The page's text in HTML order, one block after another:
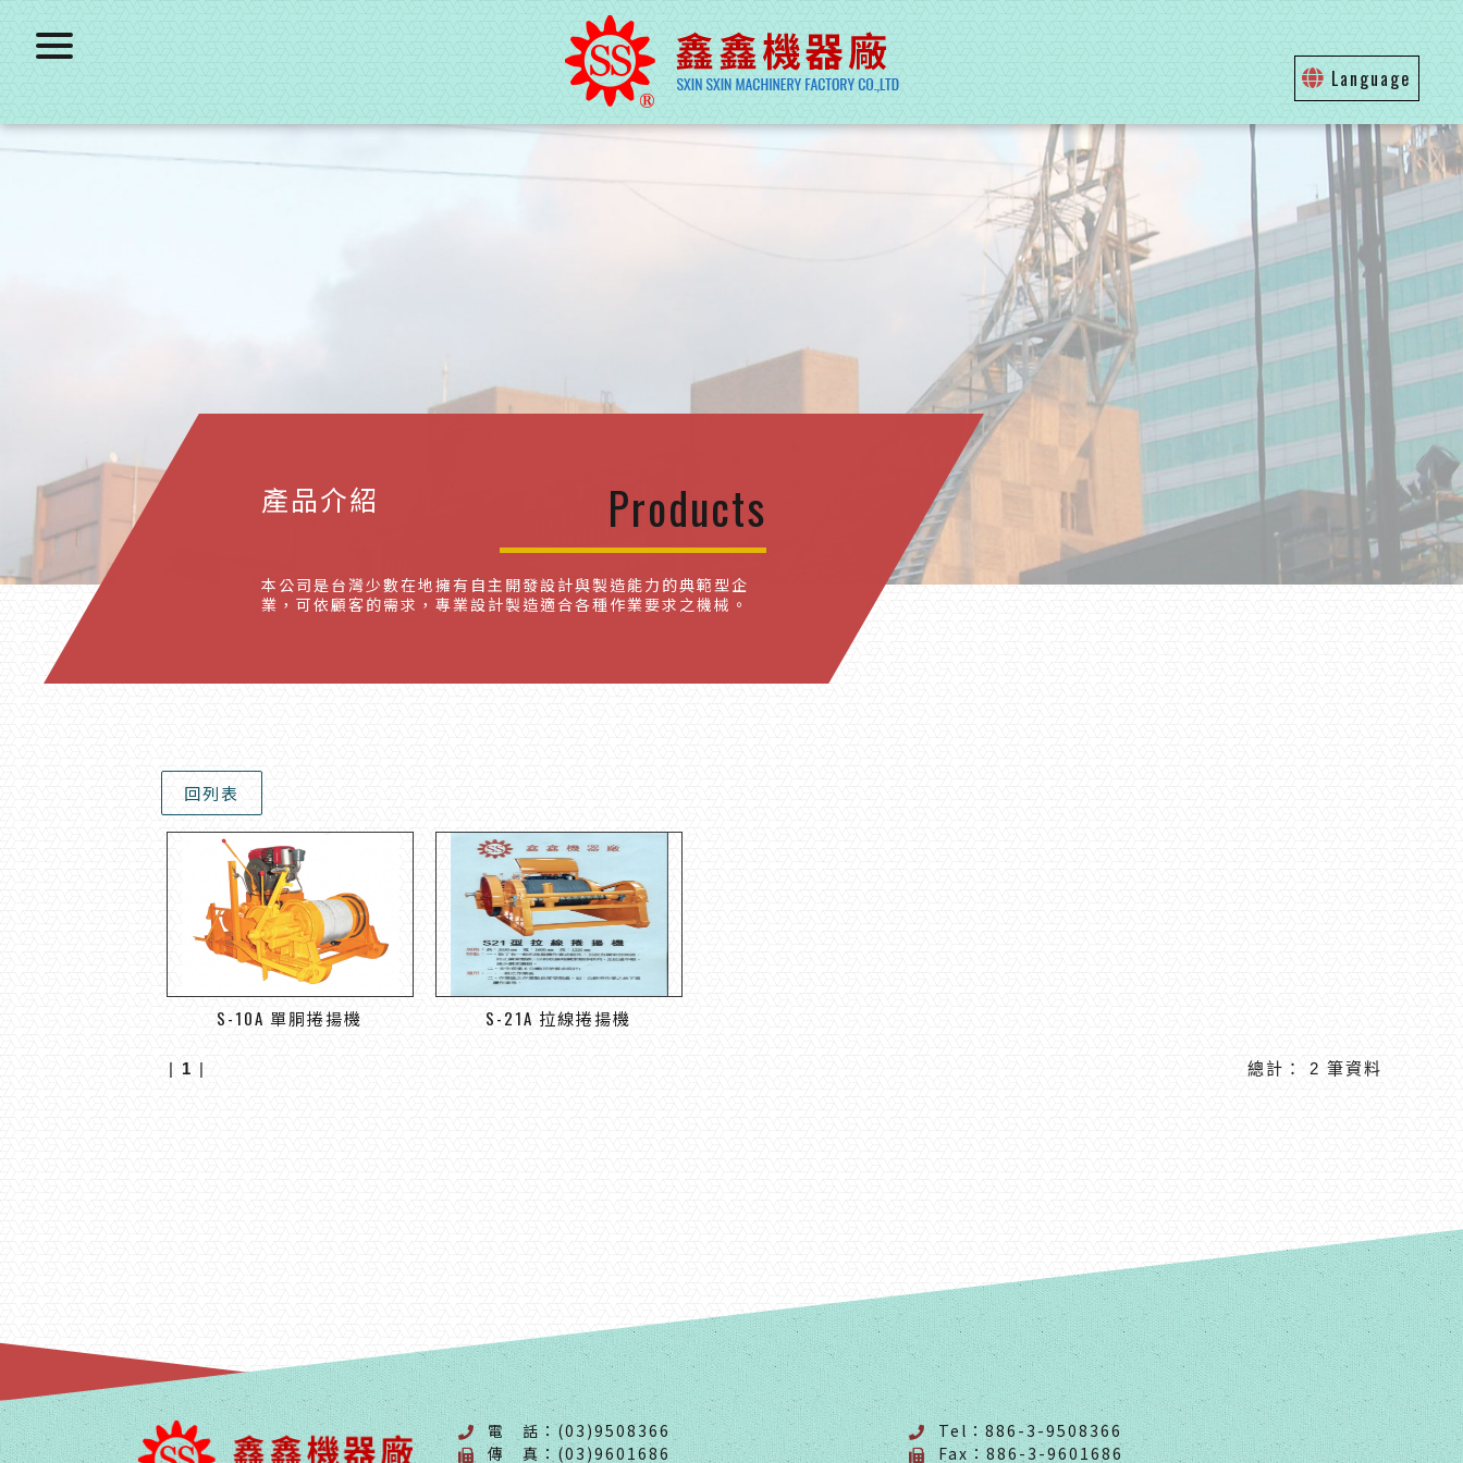
Language
產品介紹 Products
本公司是台灣少數在地擁有自主開發設計與製造能力的典範型企
業，可依顧客的需求，專業設計製造適合各種作業要求之機械。
S-10A 單胴捲揚機 S-21A 拉線捲揚機
| 1 | 總計： 2 筆資料
電 話：(03)9508366
傳 真：(03)9601686
Tel：886-3-9508366
Fax：886-3-9601686